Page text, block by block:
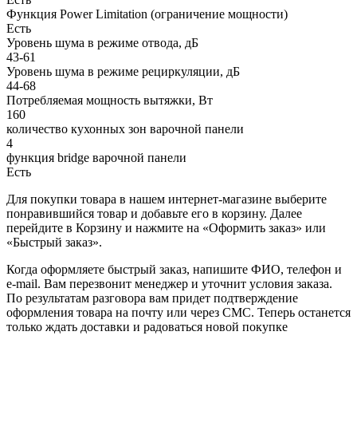
Функция Power Limitation (ограничение мощности)
Есть
Уровень шума в режиме отвода, дБ
43-61
Уровень шума в режиме рециркуляции, дБ
44-68
Потребляемая мощность вытяжки, Вт
160
количество кухонных зон варочной панели
4
функция bridge варочной панели
Есть
Для покупки товара в нашем интернет-магазине выберите
понравившийся товар и добавьте его в корзину. Далее
перейдите в Корзину и нажмите на «Оформить заказ» или
«Быстрый заказ».
Когда оформляете быстрый заказ, напишите ФИО, телефон и
e-mail. Вам перезвонит менеджер и уточнит условия заказа.
По результатам разговора вам придет подтверждение
оформления товара на почту или через СМС. Теперь останется
только ждать доставки и радоваться новой покупке